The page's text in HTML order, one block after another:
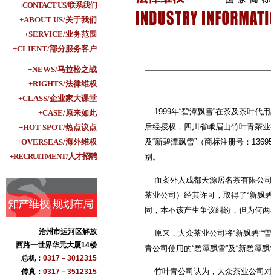
+CONTACT US/联系我们
+ABOUT US/关于我们
+SERVICE/业务范围
+CLIENT/部分服务客户
+NEWS/马拉松之战
+RIGHTS/法律维权
+CLASS/企业家大课堂
+CASE/原来如此
+HOT SPOT/热点议点
+OVERSEAS/海外维权
+RECRUITMENT/人才招聘
沧州市运河区解放
西路一世界华元大厦14楼
总机： 0317－3012315
传真： 0317－3512315
1999年“碧潭飘雪”在茶及茶叶代
后经授权，四川省峨眉山竹叶青茶
及“新碧潭飘雪”（商标注册号：
别。
而案外人成都天源居名茶有限公司
茶业公司）经其许可，取得了“新飘
同，本不该产生争议纠纷，但为何
原来，大众茶业公司将“新飘碧”“
青公司使用的“碧潭飘雪”及“新碧潭
竹叶青公司认为，大众茶业公司对